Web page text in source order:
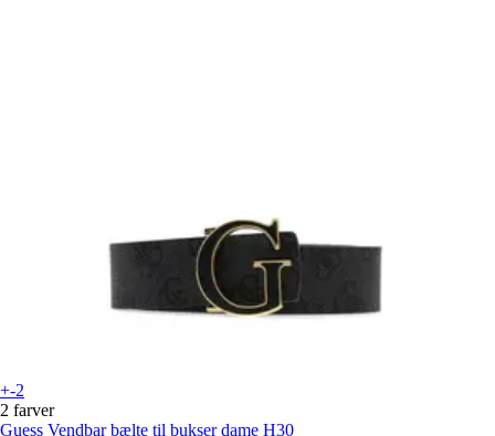
+-2
2 farver
Guess Vendbar bælte til bukser dame H30